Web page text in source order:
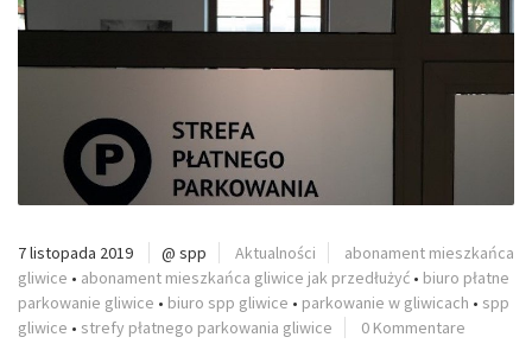
7 listopada 2019 @ spp Aktualności
abonament mieszkańca
gliwice • abonament mieszkańca gliwice jak przedłużyć • biuro płatne
parkowanie gliwice • biuro spp gliwice • parkowanie w gliwicach • spp
gliwice • strefy płatnego parkowania gliwice 0 Kommentare